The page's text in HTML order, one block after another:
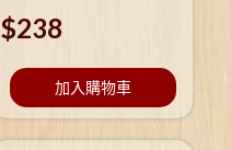
$238
加入購物車